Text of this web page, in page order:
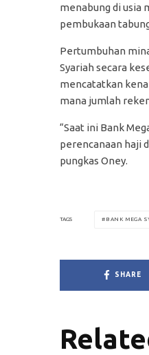
menabung di usia
pembukaan
Pertumbuhan
Syariah secara
mencatatkan
mana jumlah
“Saat ini Bank
perencanaan haji
pungkas Oney.
TAGS BANK MEGA
SHARE